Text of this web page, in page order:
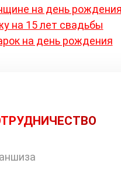
на день рождения
на 15 лет свадьбы
на день рождения